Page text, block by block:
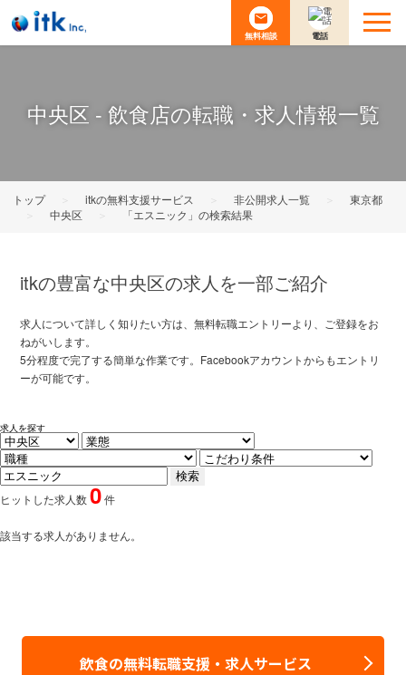
無料相談 電話
中央区 - 飲食店の転職・求人情報一覧
トップ itkの無料支援サービス 非公開求人一覧
東京都
中央区 「エスニック」の検索結果
itkの豊富な中央区の求人を一部ご紹介
求人について詳しく知りたい方は、無料転職エントリーより、ご登録をお
ねがいします。
5分程度で完了する簡単な作業です。Facebookアカウントからもエントリ
ーが可能です。
求人を探す
ヒットした求人数0件
該当する求人がありません。
飲食の無料転職支援・求人サービス